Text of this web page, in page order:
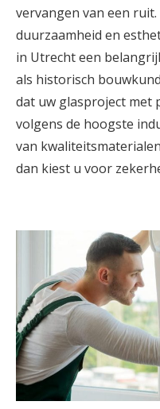
vervangen van een
duurzaamheid en
in Utrecht een
als historisch
dat uw glasproject met
volgens de hoogste
van
dan kiest u voor